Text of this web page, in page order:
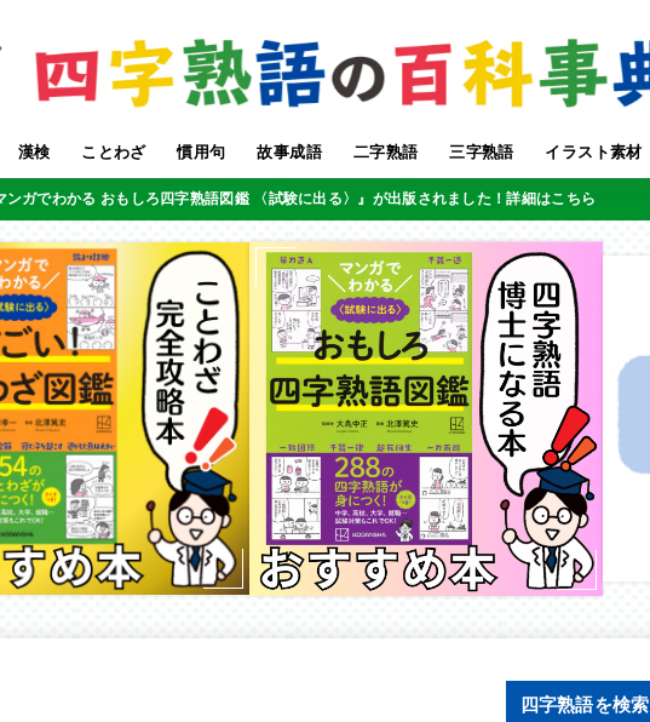
漢検 ことわざ 慣用句 故事成語 二字熟語 三字熟語 イラスト素材
ンガでわかる おもしろ四字熟語図鑑 〈試験に出る〉』が出版されました！詳細はこちら
四字熟語を検索